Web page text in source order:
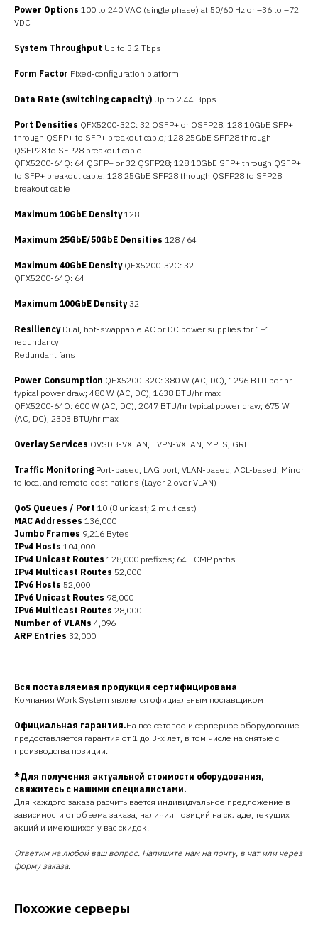
Power Options 100 to 240 VAC (single phase) at 50/60 Hz or –36 to –72
VDC
System Throughput Up to 3.2 Tbps
Form Factor Fixed-configuration platform
Data Rate (switching capacity) Up to 2.44 Bpps
Port Densities QFX5200-32C: 32 QSFP+ or QSFP28; 128 10GbE SFP+
through QSFP+ to SFP+ breakout cable; 128 25GbE SFP28 through
QSFP28 to SFP28 breakout cable
QFX5200-64Q: 64 QSFP+ or 32 QSFP28; 128 10GbE SFP+ through QSFP+
to SFP+ breakout cable; 128 25GbE SFP28 through QSFP28 to SFP28
breakout cable
Maximum 10GbE Density128
Maximum 25GbE/50GbE Densities 128 / 64
Maximum 40GbE DensityQFX5200-32C: 32
QFX5200-64Q: 64
Maximum 100GbE Density32
ResiliencyDual, hot-swappable AC or DC power supplies for 1+1
redundancy
Redundant fans
Power Consumption QFX5200-32C: 380 W (AC, DC), 1296 BTU per hr
typical power draw; 480 W (AC, DC), 1638 BTU/hr max
QFX5200-64Q: 600 W (AC, DC), 2047 BTU/hr typical power draw; 675 W
(AC, DC), 2303 BTU/hr max
Overlay Services OVSDB-VXLAN, EVPN-VXLAN, MPLS, GRE
Traffic Monitoring Port-based, LAG port, VLAN-based, ACL-based, Mirror
to local and remote destinations (Layer 2 over VLAN)
QoS Queues / Port 10 (8 unicast; 2 multicast)
MAC Addresses 136,000
Jumbo Frames 9,216 Bytes
IPv4 Hosts 104,000
IPv4 Unicast Routes 128,000 prefixes; 64 ECMP paths
IPv4 Multicast Routes 52,000
IPv6 Hosts 52,000
IPv6 Unicast Routes 98,000
IPv6 Multicast Routes 28,000
Number of VLANs 4,096
ARP Entries 32,000
Вся поставляемая продукция сертифицирована
Компания Work System является официальным поставщиком
Официальная гарантия.На всё сетевое и серверное оборудование
предоставляется гарантия от 1 до 3-х лет, в том числе на снятые с
производства позиции.
*Для получения актуальной стоимости оборудования,
свяжитесь с нашими специалистами.
Для каждого заказа расчитывается индивидуальное предложение в
зависимости от объема заказа, наличия позиций на складе, текущих
акций и имеющихся у вас скидок.
Ответим на любой ваш вопрос. Напишите нам на почту, в чат или через
форму заказа.
Похожие серверы